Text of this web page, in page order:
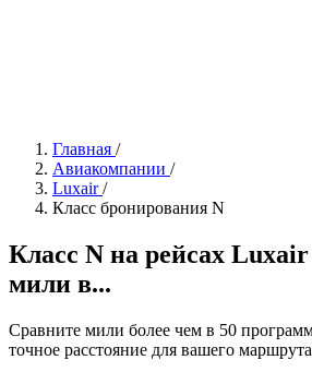
Главная /
Авиакомпании /
Luxair /
Класс бронирования N
Класс N на рейсах
мили в...
Сравните мили более чем в 50
точное расстояние для вашего